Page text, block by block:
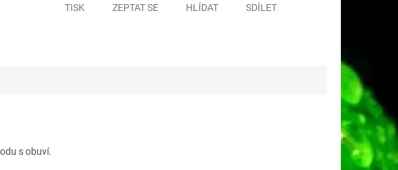
TISK ZEPTAT SE HLÍDAT SDÍLET
s obuví.